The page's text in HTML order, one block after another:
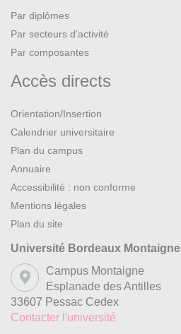
Par diplômes
Par secteurs d’activité
Par composantes
Accès directs
Orientation/Insertion
Calendrier universitaire
Plan du campus
Annuaire
Accessibilité : non conforme
Mentions légales
Plan du site
Université Bordeaux Montaigne
Campus Montaigne
Esplanade des Antilles
33607 Pessac Cedex
Contacter l'université